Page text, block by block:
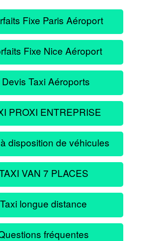
Fixe Paris Aéroport
Fixe Nice Aéroport
Devis Taxi Aéroports
PROXI ENTREPRISE
disposition de véhicules
VAN 7 PLACES
Taxi longue distance
fréquentes